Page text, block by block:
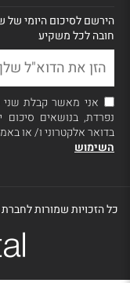
הירשם לסיכום היומי של
חובה לכל משקיע
אני מאשר קבלת שני
נפרדת, בנושאים סיכום
בדואר אלקטרוני ו/ או
השימוש
כל הזכויות שמורות